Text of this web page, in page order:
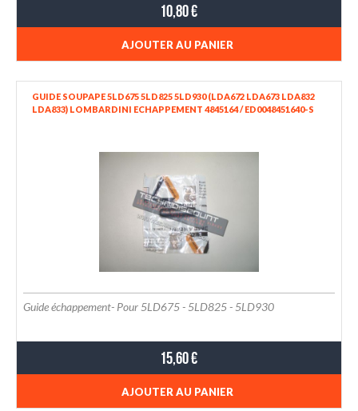
10,80 €
AJOUTER AU PANIER
GUIDE SOUPAPE 5LD675 5LD825 5LD930 (LDA672 LDA673 LDA832
LDA833) LOMBARDINI ECHAPPEMENT 4845164 / ED0048451640-S
Guide échappement- Pour 5LD675 - 5LD825 - 5LD930
15,60 €
AJOUTER AU PANIER